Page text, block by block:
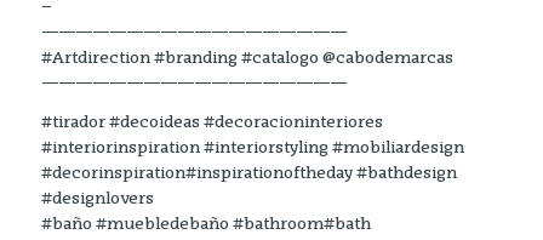
–
——————————————————
#Artdirection #branding #catalogo @cabodemarcas
——————————————————
#tirador #decoideas #decoracioninteriores
#interiorinspiration #interiorstyling #mobiliardesign
#decorinspiration#inspirationoftheday #bathdesign
#designlovers
#baño #muebledebaño #bathroom#bath